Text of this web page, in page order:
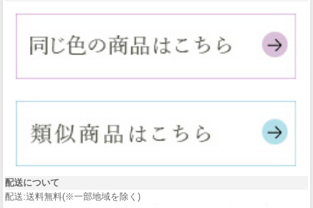
配送について
配送:送料無料(※一部地域を除く)